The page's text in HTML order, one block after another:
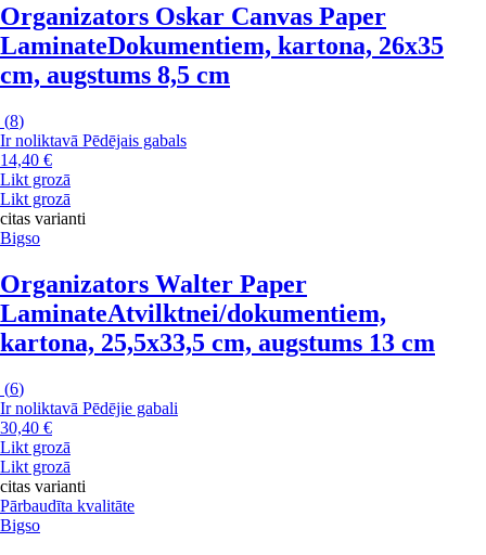
Organizators Oskar Canvas Paper
LaminateDokumentiem, kartona, 26x35
cm, augstums 8,5 cm
(8)
Ir noliktavā Pēdējais gabals
14,40 €
Likt grozā
Likt grozā
citas varianti
Bigso
Organizators Walter Paper
LaminateAtvilktnei/dokumentiem,
kartona, 25,5x33,5 cm, augstums 13 cm
(6)
Ir noliktavā Pēdējie gabali
30,40 €
Likt grozā
Likt grozā
citas varianti
Pārbaudīta kvalitāte
Bigso